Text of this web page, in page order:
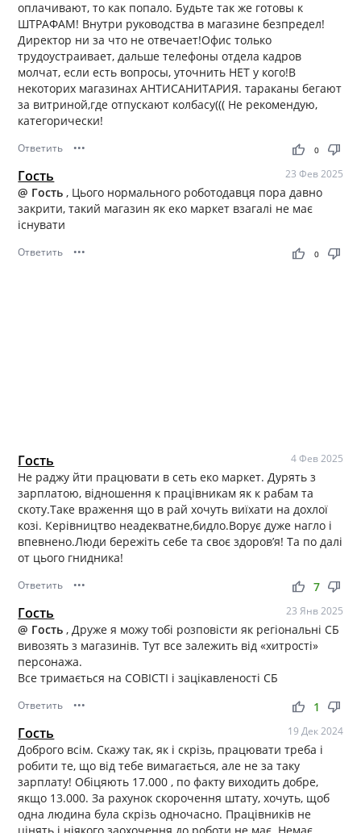
оплачивают, то как попало. Будьте так же готовы к
ШТРАФАМ! Внутри руководства в магазине безпредел!
Директор ни за что не отвечает!Офис только
трудоустраивает, дальше телефоны отдела кадров
молчат, если есть вопросы, уточнить НЕТ у кого!В
некоторих магазинах АНТИСАНИТАРИЯ. тараканы бегают
за витриной,где отпускают колбасу((( Не рекомендую,
категорически!
Ответить ••• thumb_up thumb_down
0
Гость 23 Фев 2025
@ Гость, Цього нормального роботодавця пора давно
закрити, такий магазин як еко маркет взагалі не має
існувати
Ответить ••• thumb_up thumb_down
0
Гость 4 Фев 2025
Не раджу йти працювати в сеть еко маркет. Дурять з
зарплатою, відношення к працівникам як к рабам та
скоту.Таке враження що в рай хочуть виїхати на дохлої
козі. Керівництво неадекватне,бидло.Ворує дуже нагло і
впевнено.Люди бережіть себе та своє здоров’я! Та по далі
от цього гнидника!
Ответить ••• thumb_up thumb_down
7
Гость 23 Янв 2025
@ Гость, Друже я можу тобі розповісти як регіональні СБ
вивозять з магазинів. Тут все залежить від «хитрості»
персонажа.
Все тримається на СОВІСТІ і зацікавленості СБ
Ответить ••• thumb_up thumb_down
1
Гость 19 Дек 2024
Доброго всім. Скажу так, як і скрізь, працювати треба і
робити те, що від тебе вимагається, але не за таку
зарплату! Обіцяють 17.000 , по факту виходить добре,
якщо 13.000. За рахунок скорочення штату, хочуть, щоб
одна людина була скрізь одночасно. Працівників не